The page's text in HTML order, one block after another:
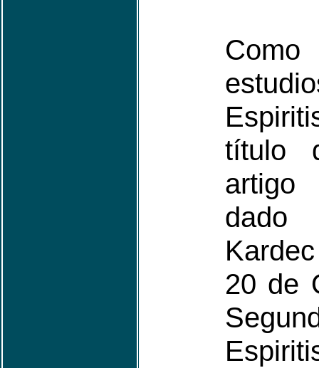
título
20 de